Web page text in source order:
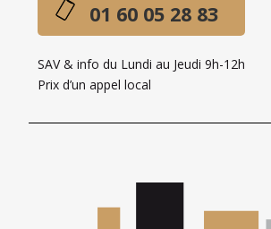
01 60 05 28 83
SAV & info du Lundi au Jeudi 9h-12h
Prix d’un appel local